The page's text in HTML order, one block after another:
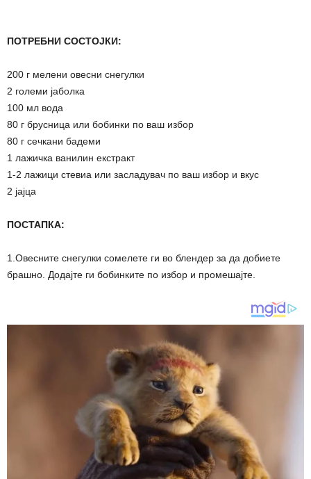
ПОТРЕБНИ СОСТОЈКИ:
200 г мелени овесни снегулки
2 големи јаболка
100 мл вода
80 г брусница или бобинки по ваш избор
80 г сечкани бадеми
1 лажичка ванилин екстракт
1-2 лажици стевиа или засладувач по ваш избор и вкус
2 јајца
ПОСТАПКА:
1.Овесните снегулки сомелете ги во блендер за да добиете
брашно. Додајте ги бобинките по избор и промешајте.